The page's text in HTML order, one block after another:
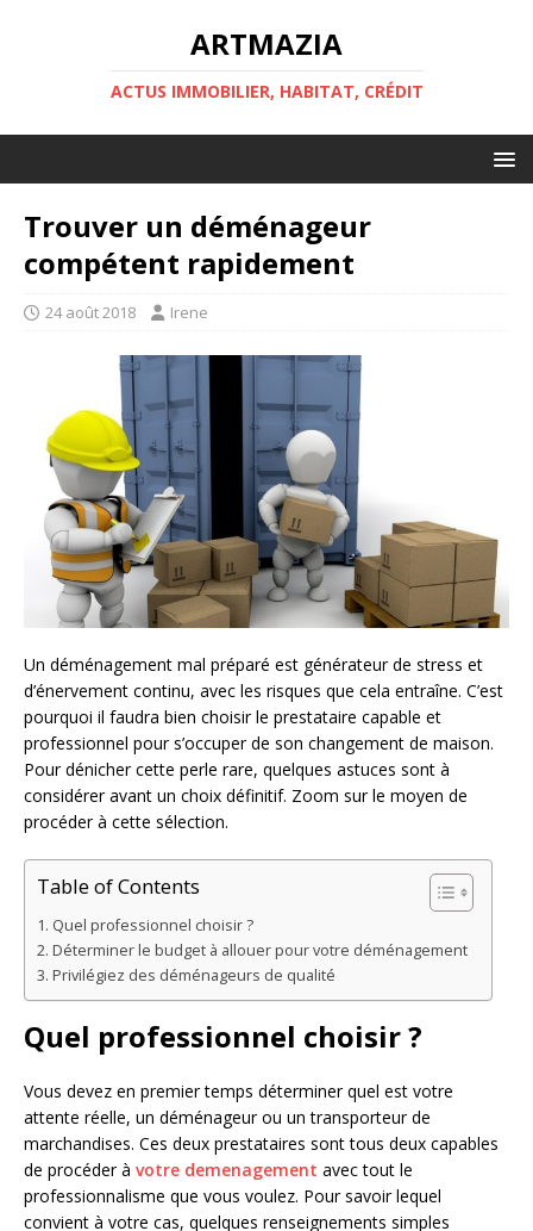
ARTMAZIA
ACTUS IMMOBILIER, HABITAT, CRÉDIT
Trouver un déménageur
compétent rapidement
24 août 2018 Irene
Un déménagement mal préparé est générateur de stress et
d’énervement continu, avec les risques que cela entraîne. C’est
pourquoi il faudra bien choisir le prestataire capable et
professionnel pour s’occuper de son changement de maison.
Pour dénicher cette perle rare, quelques astuces sont à
considérer avant un choix définitif. Zoom sur le moyen de
procéder à cette sélection.
Table of Contents
Quel professionnel choisir ?
Déterminer le budget à allouer pour votre déménagement
Privilégiez des déménageurs de qualité
Quel professionnel choisir ?
Vous devez en premier temps déterminer quel est votre
attente réelle, un déménageur ou un transporteur de
marchandises. Ces deux prestataires sont tous deux capables
de procéder à votre demenagement avec tout le
professionnalisme que vous voulez. Pour savoir lequel
convient à votre cas, quelques renseignements simples